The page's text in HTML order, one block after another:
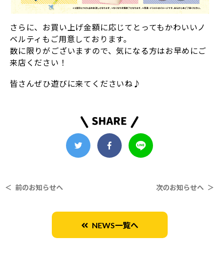
さらに、お買い上げ金額に応じてとってもかわいいノ
ベルティもご用意しております。
数に限りがございますので、気になる方はお早めにご
来店ください！
皆さんぜひ遊びに来てくださいね♪
＜ 前のお知らせへ 次のお知らせへ ＞
NEWS一覧へ